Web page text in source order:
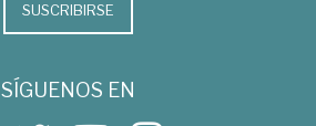
SUSCRIBIRSE
SÍGUENOS EN